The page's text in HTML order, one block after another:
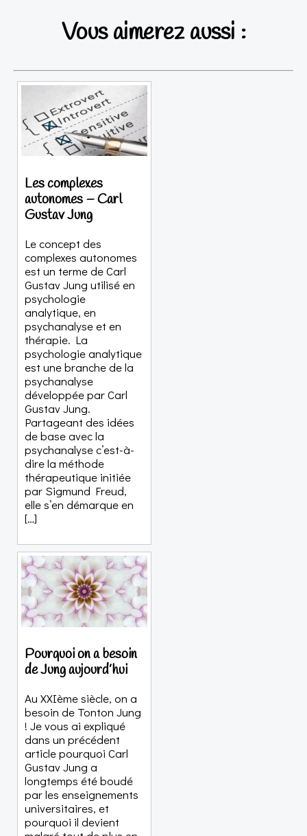
Vous aimerez aussi :
Les complexes
autonomes – Carl
Gustav Jung
Le concept des
complexes autonomes
est un terme de Carl
Gustav Jung utilisé en
psychologie
analytique, en
psychanalyse et en
thérapie. La
psychologie analytique
est une branche de la
psychanalyse
développée par Carl
Gustav Jung.
Partageant des idées
de base avec la
psychanalyse c’est-à-
dire la méthode
thérapeutique initiée
par Sigmund Freud,
elle s’en démarque en
[…]
Pourquoi on a besoin
de Jung aujourd’hui
Au XXIème siècle, on a
besoin de Tonton Jung
! Je vous ai expliqué
dans un précédent
article pourquoi Carl
Gustav Jung a
longtemps été boudé
par les enseignements
universitaires, et
pourquoi il devient